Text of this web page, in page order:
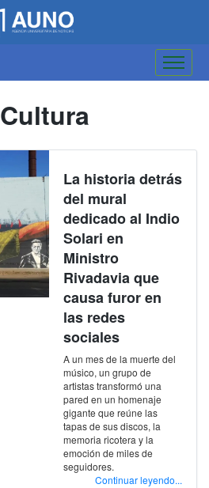
Cultura
La historia detrás
del mural
dedicado al Indio
Solari en
Ministro
Rivadavia que
causa furor en
las redes
sociales
A un mes de la muerte del
músico, un grupo de
artistas transformó una
pared en un homenaje
gigante que reúne las
tapas de sus discos, la
memoria ricotera y la
emoción de miles de
seguidores.
Continuar leyendo...